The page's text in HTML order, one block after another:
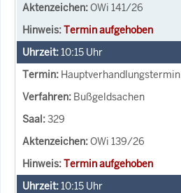
OWi 141/26
Termin aufgehoben
10:15 Uhr
Hauptverhandlungstermin
Bußgeldsachen
329
OWi 139/26
Termin aufgehoben
10:15 Uhr